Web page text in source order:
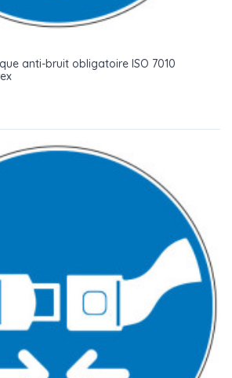
anti-bruit obligatoire ISO 7010